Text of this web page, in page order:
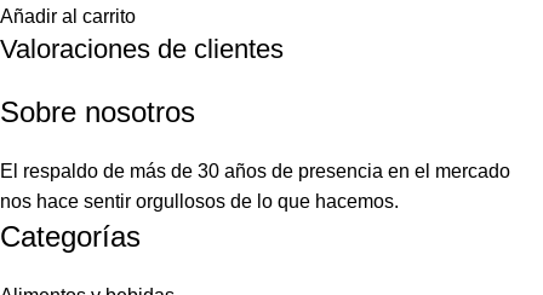
Añadir al carrito
Valoraciones de clientes
Sobre nosotros
El respaldo de más de 30 años de presencia en el mercado
nos hace sentir orgullosos de lo que hacemos.
Categorías